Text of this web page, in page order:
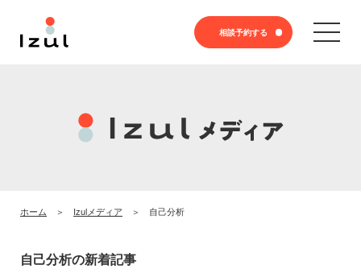
相談予約する
ホーム Izulメディア 自己分析
自己分析の新着記事